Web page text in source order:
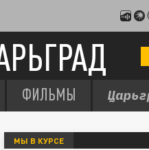
ФИЛЬМЫ
МЫ В КУРСЕ